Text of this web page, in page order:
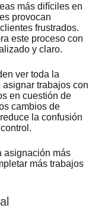
más difíciles en
provocan
frustrados.
este proceso con
y claro.
ver toda la
trabajos con
en cuestión de
cambios de
la confusión
asignación más
más trabajos